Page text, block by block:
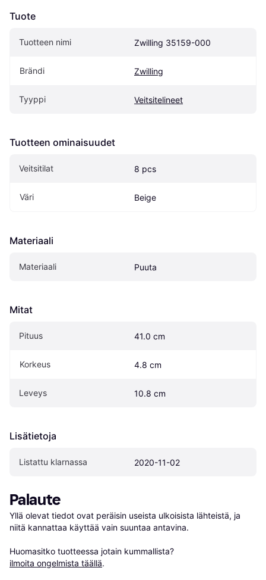
Tuote
Tuotteen nimi Zwilling 35159-000
Brändi Zwilling
Tyyppi Veitsitelineet
Tuotteen ominaisuudet
Veitsitilat 8 pcs
Väri Beige
Materiaali
Materiaali Puuta
Mitat
Pituus 41.0 cm
Korkeus 4.8 cm
Leveys 10.8 cm
Lisätietoja
Listattu klarnassa 2020-11-02
Palaute
Yllä olevat tiedot ovat peräisin useista ulkoisista lähteistä, ja
niitä kannattaa käyttää vain suuntaa antavina.
Huomasitko tuotteessa jotain kummallista?
ilmoita ongelmista täällä.